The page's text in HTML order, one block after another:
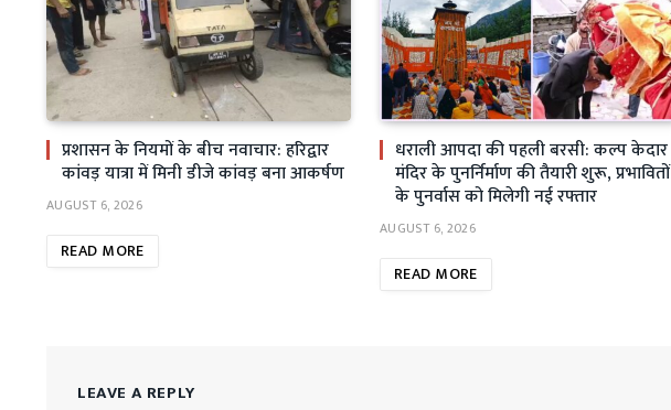
प्रशासन के नियमों के बीच नवाचार: हरिद्वार
कांवड़ यात्रा में मिनी डीजे कांवड़ बना आकर्षण
AUGUST 6, 2026
READ MORE
धराली आपदा की पहली बरसी: कल्प केदार
मंदिर के पुनर्निर्माण की तैयारी शुरू, प्रभावितों
के पुनर्वास को मिलेगी नई रफ्तार
AUGUST 6, 2026
READ MORE
LEAVE A REPLY